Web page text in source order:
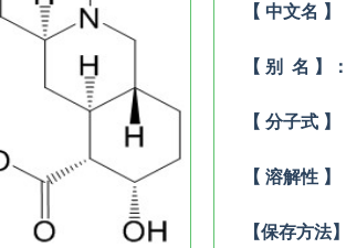
【 中文名 】
【 别 名 】：
【 分子式 】
【 溶解性 】
【保存方法